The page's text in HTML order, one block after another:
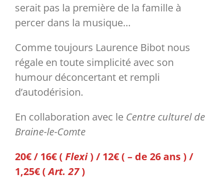
serait pas la première de la famille à
percer dans la musique…
Comme toujours Laurence Bibot nous
régale en toute simplicité avec son
humour déconcertant et rempli
d’autodérision.
En collaboration avec le Centre culturel de
Braine-le-Comte
20€ / 16€ ( Flexi) / 12€ ( – de 26 ans ) /
1,25€ (Art. 27)